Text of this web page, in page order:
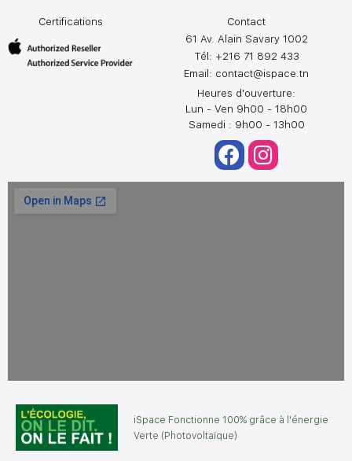
Contact
61 Av. Alain Savary 1002
Tél: +216 71 892 433
Email: contact@ispace.tn
Heures d'ouverture:
Lun - Ven 9h00 - 18h00
Samedi : 9h00 - 13h00
Certifications
iSpace Fonctionne 100% grâce à l'énergie
Verte (Photovoltaïque)